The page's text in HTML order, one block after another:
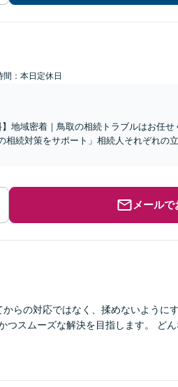
間：本日定休日
地域密着｜鳥取の相続トラブルはお任
相続対策をサポート」相続人それぞれの
メール
らの対応ではなく、揉めないように
スムーズな解決を目指します。 ど